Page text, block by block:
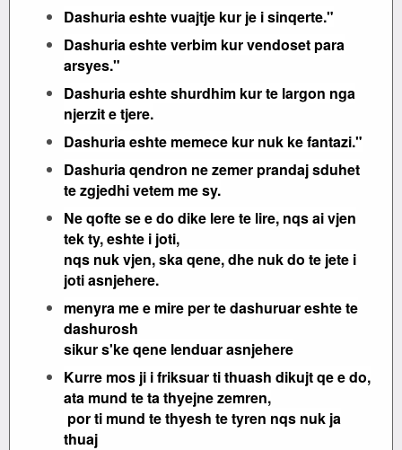
Dashuria eshte vuajtje kur je i sinqerte."
Dashuria eshte verbim kur vendoset para
arsyes."
Dashuria eshte shurdhim kur te largon nga
njerzit e tjere.
Dashuria eshte memece kur nuk ke fantazi."
Dashuria qendron ne zemer prandaj sduhet
te zgjedhi vetem me sy.
Ne qofte se e do dike lere te lire, nqs ai vjen
tek ty, eshte i joti,
nqs nuk vjen, ska qene, dhe nuk do te jete i
joti asnjehere.
menyra me e mire per te dashuruar eshte te
dashurosh
sikur s'ke qene lenduar asnjehere
Kurre mos ji i friksuar ti thuash dikujt qe e do,
ata mund te ta thyejne zemren,
por ti mund te thyesh te tyren nqs nuk ja
thuaj